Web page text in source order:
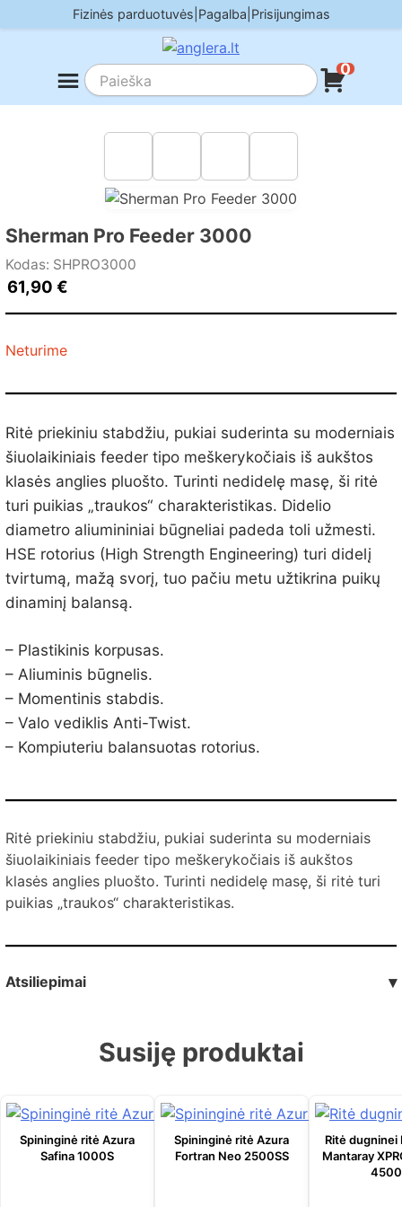
to
Fizinės parduotuvės Pagalba Prisijungimas
0
Sherman Pro Feeder 3000
Kodas: SHPRO3000
61,90 €
Neturime
Ritė priekiniu stabdžiu, pukiai suderinta su moderniais
šiuolaikiniais feeder tipo meškerykočiais iš aukštos
klasės anglies pluošto. Turinti nedidelę masę, ši ritė
turi puikias „traukos“ charakteristikas. Didelio
diametro aliumininiai būgneliai padeda toli užmesti.
HSE rotorius (High Strength Engineering) turi didelį
tvirtumą, mažą svorį, tuo pačiu metu užtikrina puikų
dinaminį balansą.
– Plastikinis korpusas.
– Aliuminis būgnelis.
– Momentinis stabdis.
– Valo vediklis Anti-Twist.
– Kompiuteriu balansuotas rotorius.
Ritė priekiniu stabdžiu, pukiai suderinta su moderniais
šiuolaikiniais feeder tipo meškerykočiais iš aukštos
klasės anglies pluošto. Turinti nedidelę masę, ši ritė turi
puikias „traukos“ charakteristikas.
Atsiliepimai ▾
Susiję produktai
Spininginė ritė Azura
Safina 1000S
Spininginė ritė Azura
Fortran Neo 2500SS
Ritė dugninei
Mantaray
4500